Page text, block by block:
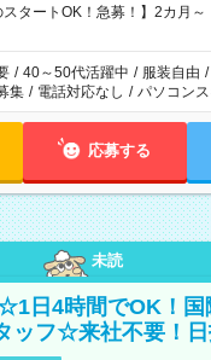
残業はしたくない」 など、ご
のお仕事の勤務時間。 合計
きません。
スタートOK！急募！】2カ月
/ 40～50代活躍中 / 服装自由 /
集 / 電話対応なし / パソコン
応募する
未読
日4時間でOK！国
ッフ☆来社不要！